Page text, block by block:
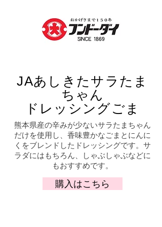
JAあしきたサラたま
ちゃん
ドレッシングごま
熊本県産の辛みが少ないサラたまちゃん
だけを使用し、香味豊かなごまとにんに
くをブレンドしたドレッシングです。サ
ラダにはもちろん、しゃぶしゃぶなどに
もおすすめです。
購入はこちら